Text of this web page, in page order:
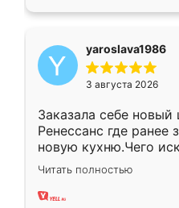
yaroslava1986
3 августа 2026
Заказала себе
Ренессанс где ранее
новую кухню.Чего
вполне довольна.
два года, нареканий
Читать полностью